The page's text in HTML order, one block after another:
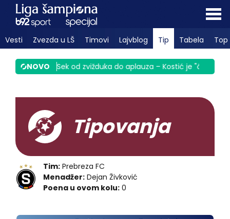
Vesti Zvezda u LŠ Timovi Lajvblog Tip Tabela Top
NOVO
Srbiju| Sek od zvižduka do aplauza – Kostić je "čigra"
Tipovanja
Tim: Prebreza FC
Menadžer: Dejan Živković
Poena u ovom kolu: 0